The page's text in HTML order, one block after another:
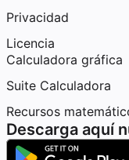
Privacidad
Licencia
Calculadora gráfica
Suite Calculadora
Recursos
Descarga aquí